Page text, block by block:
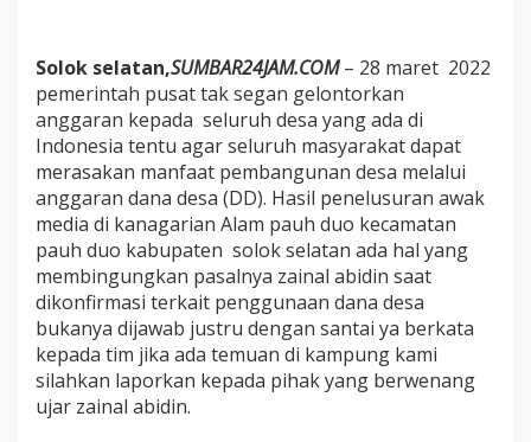
a
a
r
i
A
l
a
m
P
a
u
D
u
o
Solok selatan,SUMBAR24JAM.COM– 28 maret 2022
pemerintah pusat tak segan gelontorkan
anggaran kepada seluruh desa yang ada di
Indonesia tentu agar seluruh masyarakat dapat
merasakan manfaat pembangunan desa melalui
anggaran dana desa (DD). Hasil penelusuran awak
media di kanagarian Alam pauh duo kecamatan
pauh duo kabupaten solok selatan ada hal yang
membingungkan pasalnya zainal abidin saat
dikonfirmasi terkait penggunaan dana desa
bukanya dijawab justru dengan santai ya berkata
kepada tim jika ada temuan di kampung kami
silahkan laporkan kepada pihak yang berwenang
ujar zainal abidin.